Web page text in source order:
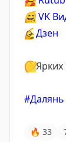
😄VK
☺️Дзен
💛
#Далянь
🔥 33